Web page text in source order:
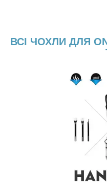
ВСІ ЧОХЛИ ДЛЯ